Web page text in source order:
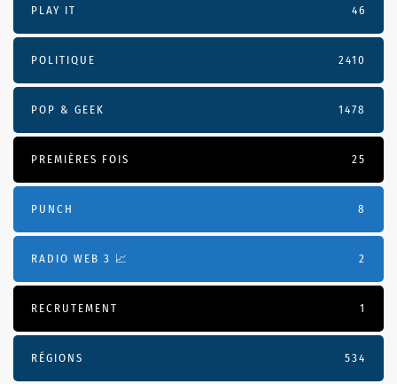
PLAY IT 46
POLITIQUE 2410
POP & GEEK 1478
PREMIÈRES FOIS 25
PUNCH 8
RADIO WEB 3 📈 2
RECRUTEMENT 1
RÉGIONS 534